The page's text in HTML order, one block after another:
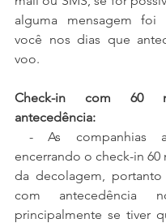
alguma mensagem foi
você nos dias que
voo.
Check-in com 60
antecedência:
- As companhias aéreas estão
encerrando o check-in 60
da decolagem, portanto
com antecedência
principalmente se tiver